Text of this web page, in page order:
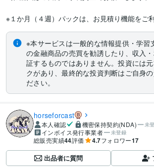
※本サービスは一般的な情報提供・学習
の金融商品の売買を勧誘したり、収入
証するものではありません。投資には
クがあり、最終的な投資判断はご自身
ださい。
horseforcast
本人確認 機密保持契約(NDA) 未
インボイス発行事業者 未登録
総販売実績44評価 4.7フォロワー17
出品者に質問